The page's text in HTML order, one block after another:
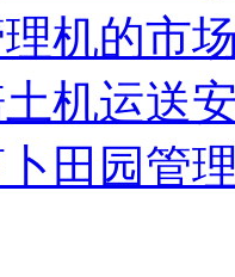
机的市
机运送
田园管